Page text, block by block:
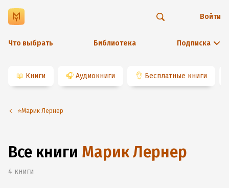
Что выбрать Библиотека Подписка
Войти
📖 Книги 🎧 Аудиокниги 👌 Бесплатные книги
⭐️Марик Лернер
Все книги Марик Лернер
4 книги